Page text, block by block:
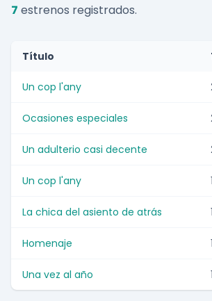
7 estrenos registrados.
Título
Un cop l'any
Ocasiones especiales
Un adulterio casi decente
Un cop l'any
La chica del asiento de atrás
Homenaje
Una vez al año